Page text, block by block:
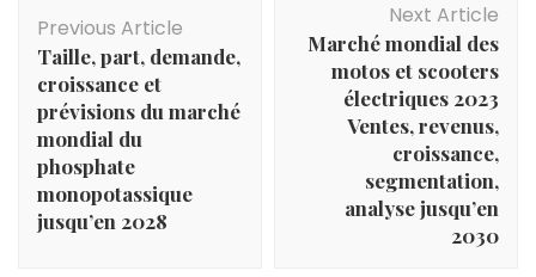
Navigation
Previous Article
Taille, part, demande,
croissance et
prévisions du marché
mondial du
phosphate
monopotassique
jusqu’en 2028
Next Article
Marché mondial des
motos et scooters
électriques 2023
Ventes, revenus,
croissance,
segmentation,
analyse jusqu’en
2030